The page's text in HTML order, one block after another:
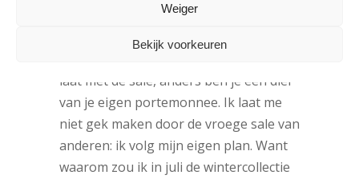
Weiger
Bekijk voorkeuren
Jane besteedt liever aandacht aan de
klant, dan dat ze het hele jaar door
laat met de sale, anders ben je een dief
van je eigen portemonnee. Ik laat me
niet gek maken door de vroege sale van
anderen: ik volg mijn eigen plan. Want
waarom zou ik in juli de wintercollectie